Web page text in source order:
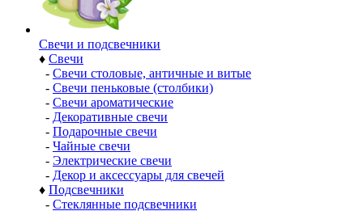
Свечи и подсвечники
♦ Свечи
- Свечи столовые, античные и витые
- Свечи пеньковые (столбики)
- Свечи ароматические
- Декоративные свечи
- Подарочные свечи
- Чайные свечи
- Электрические свечи
- Декор и аксессуары для свечей
♦ Подсвечники
- Стеклянные подсвечники